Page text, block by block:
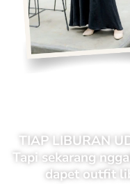
TIAP LIBURAN
Tapi sekarang
dapet outfit